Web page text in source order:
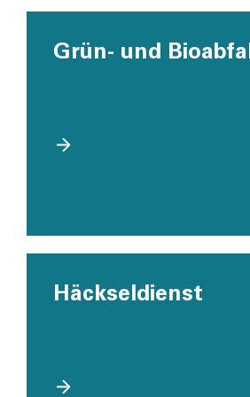
Grün- und Bioabfall
Häckseldienst